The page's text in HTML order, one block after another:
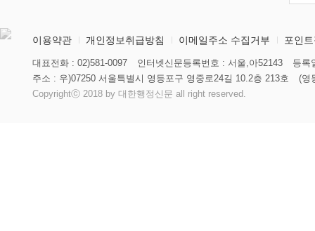
이용약관 개인정보취급방침 이메일주소 수집거부 포인
대표전화 : 02)581-0097 인터넷신문등록번호 : 서울,아52143
등록
주소 : 우)07250 서울특별시 영등포구 영중로24길 10.2층 213호
(영
Copyrightⓒ 2018 by 대한행정신문 all right reserved.